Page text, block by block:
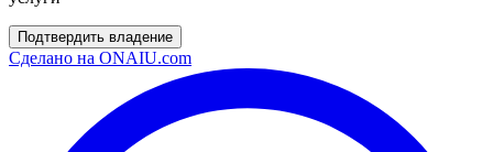
Подтвердить владение
Сделано на ONAIU.com